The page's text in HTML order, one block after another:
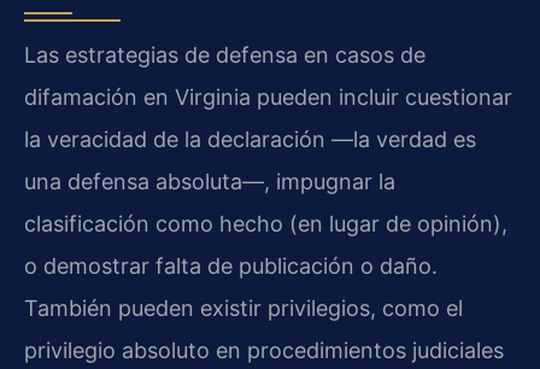
Las estrategias de defensa en casos de
difamación en Virginia pueden incluir cuestionar
la veracidad de la declaración —la verdad es
una defensa absoluta—, impugnar la
clasificación como hecho (en lugar de opinión),
o demostrar falta de publicación o daño.
También pueden existir privilegios, como el
privilegio absoluto en procedimientos judiciales